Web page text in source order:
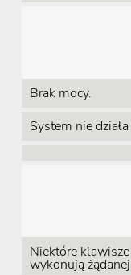
Brak mocy.
System nie
Niektóre
wykonują